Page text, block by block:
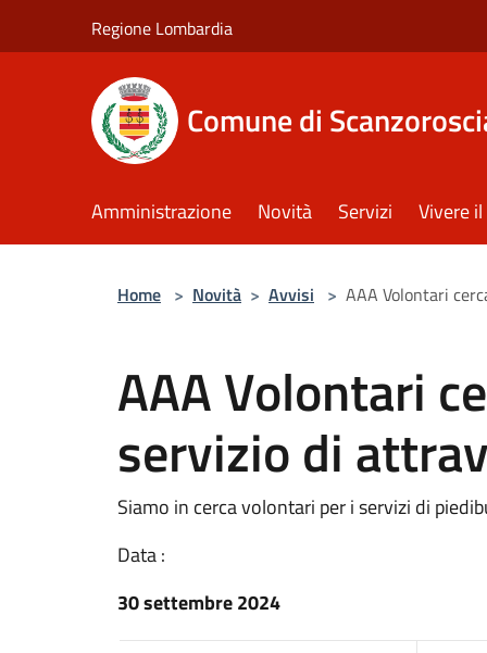
Regione Lombardia
Comune di
Amministrazione Novità Servizi Vivere
Home > Novità > Avvisi > AAA Volontari
AAA Volontari
servizio di
Siamo in cerca volontari per i servizi di
Data :
30 settembre 2024